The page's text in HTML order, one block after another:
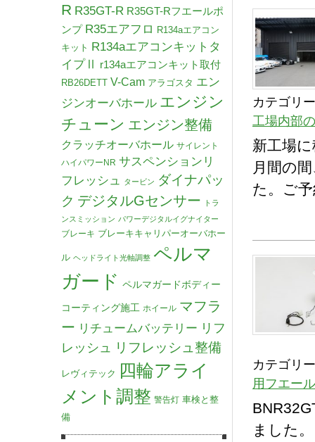
カテゴリ
工場内部
新工場
月間の
た。ご
カテゴリ
用フエー
ました
R R35GT-R R35GT-Rフエールポ
ンプ R35エアフロ R134aエアコン
キット R134aエアコンキットタ
イプⅡ
r134aエアコンキット取付
RB26DETT V-Cam アラゴスタ エン
ジンオーバホール エンジン
チューン エンジン整備
クラッチオーバホール サイレント
ハイパワーNR サスペンションリ
フレッシュ
タービン ダイナパッ
ク デジタルGセンサー
トラ
ンスミッション パワーデジタルイグナイター
ブレーキ ブレーキキャリパーオーバホー
ル ヘッドライト光軸調整 ペルマ
ガード ペルマガードボディー
コーティング施工 ホイール マフラ
ー リチュームバッテリー リフ
レッシュ
リフレッシュ整備
レヴィテック 四輪アライ
メント調整 警告灯 車検と整
備